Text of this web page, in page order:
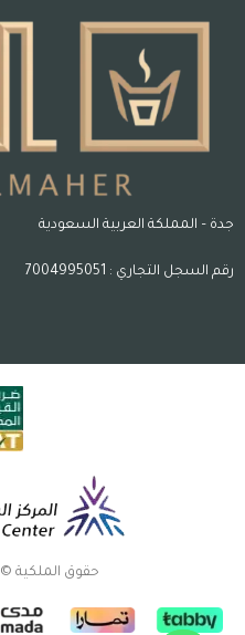
جدة – المملكة العربية السعودية
رقم السجل التجاري : 7004995051
حقوق الملكية © 2026 عود الماهر